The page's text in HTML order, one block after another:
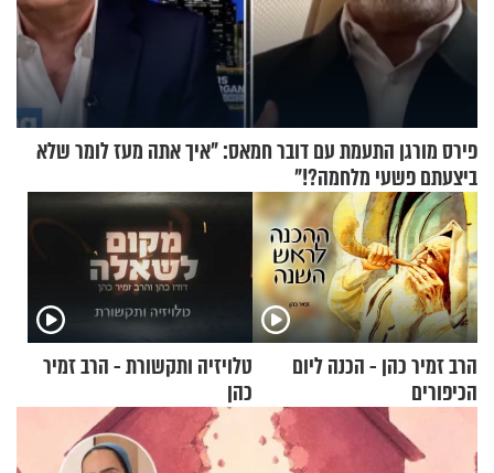
פירס מורגן התעמת עם דובר חמאס: "איך אתה מעז לומר שלא
ביצעתם פשעי מלחמה?!"
הרב זמיר כהן - הכנה ליום
הכיפורים
טלויזיה ותקשורת - הרב זמיר
כהן